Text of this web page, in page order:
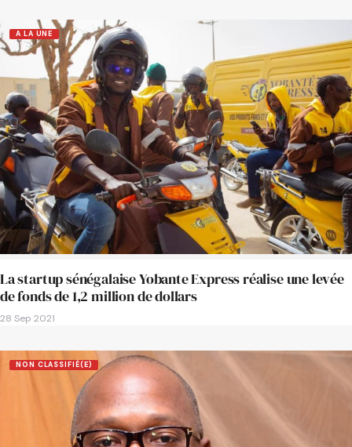
A LA UNE
La startup sénégalaise Yobante Express réalise une levée
de fonds de 1,2 million de dollars
28 Sep 2021
NON CLASSIFIÉ(E)